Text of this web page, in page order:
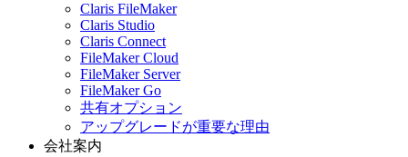
Claris FileMaker
Claris Studio
Claris Connect
FileMaker Cloud
FileMaker Server
FileMaker Go
共有オプション
アップグレードが重要な理由
会社案内